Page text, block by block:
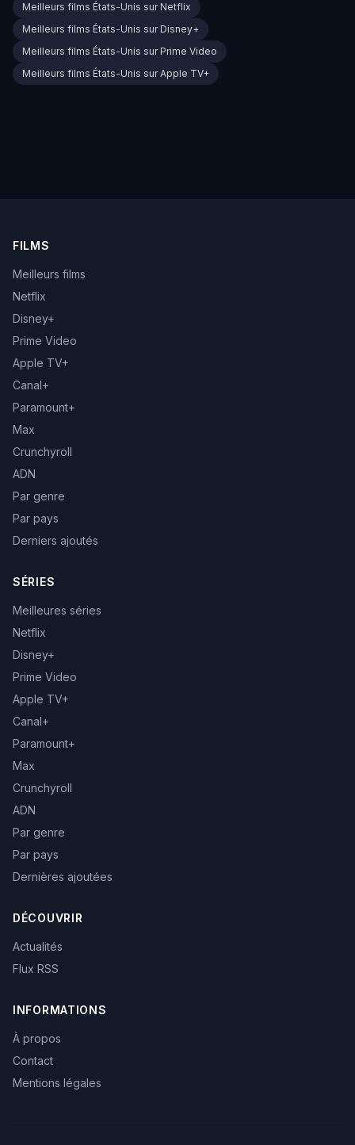
Meilleurs films États-Unis sur Netflix
Meilleurs films États-Unis sur Disney+
Meilleurs films États-Unis sur Prime Video
Meilleurs films États-Unis sur Apple TV+
FILMS
Meilleurs films
Netflix
Disney+
Prime Video
Apple TV+
Canal+
Paramount+
Max
Crunchyroll
ADN
Par genre
Par pays
Derniers ajoutés
SÉRIES
Meilleures séries
Netflix
Disney+
Prime Video
Apple TV+
Canal+
Paramount+
Max
Crunchyroll
ADN
Par genre
Par pays
Dernières ajoutées
DÉCOUVRIR
Actualités
Flux RSS
INFORMATIONS
À propos
Contact
Mentions légales